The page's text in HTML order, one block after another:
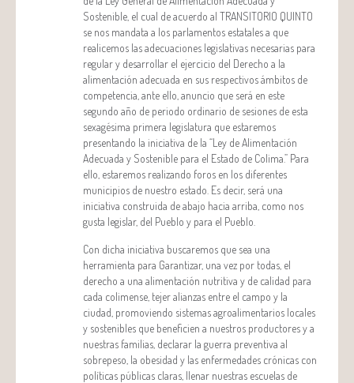
Sostenible, el cual de acuerdo al TRANSITORIO QUINTO
se nos mandata a los parlamentos estatales a que
realicemos las adecuaciones legislativas necesarias para
regular y desarrollar el ejercicio del Derecho a la
alimentación adecuada en sus respectivos ámbitos de
competencia, ante ello, anuncio que será en este
segundo año de periodo ordinario de sesiones de esta
sexagésima primera legislatura que estaremos
presentando la iniciativa de la “Ley de Alimentación
Adecuada y Sostenible para el Estado de Colima.” Para
ello, estaremos realizando foros en los diferentes
municipios de nuestro estado. Es decir, será una
iniciativa construida de abajo hacia arriba, como nos
gusta legislar, del Pueblo y para el Pueblo.
Con dicha iniciativa buscaremos que sea una
herramienta para Garantizar, una vez por todas, el
derecho a una alimentación nutritiva y de calidad para
cada colimense, tejer alianzas entre el campo y la
ciudad, promoviendo sistemas agroalimentarios locales
y sostenibles que beneficien a nuestros productores y a
nuestras familias, declarar la guerra preventiva al
sobrepeso, la obesidad y las enfermedades crónicas con
políticas públicas claras, llenar nuestras escuelas de